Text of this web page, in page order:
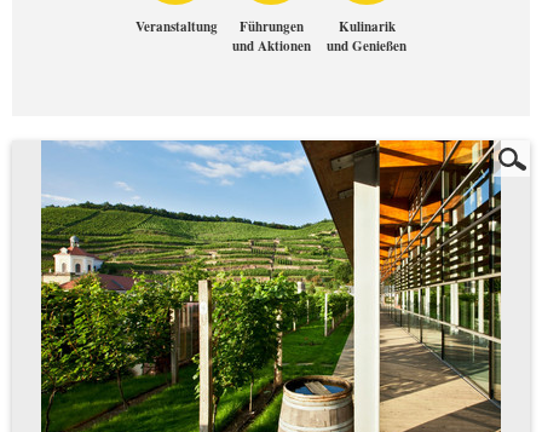
Veranstaltung
Führungen
und Aktionen
Kulinarik
und Genießen